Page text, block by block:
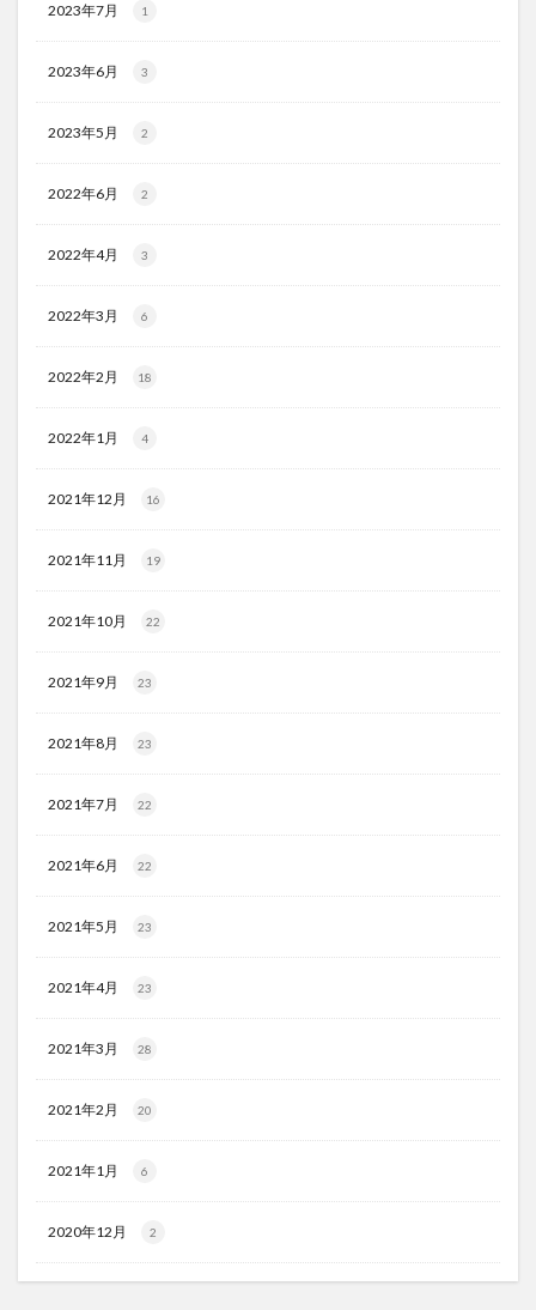
2023年7月 1
2023年6月 3
2023年5月 2
2022年6月 2
2022年4月 3
2022年3月 6
2022年2月 18
2022年1月 4
2021年12月 16
2021年11月 19
2021年10月 22
2021年9月 23
2021年8月 23
2021年7月 22
2021年6月 22
2021年5月 23
2021年4月 23
2021年3月 28
2021年2月 20
2021年1月 6
2020年12月 2